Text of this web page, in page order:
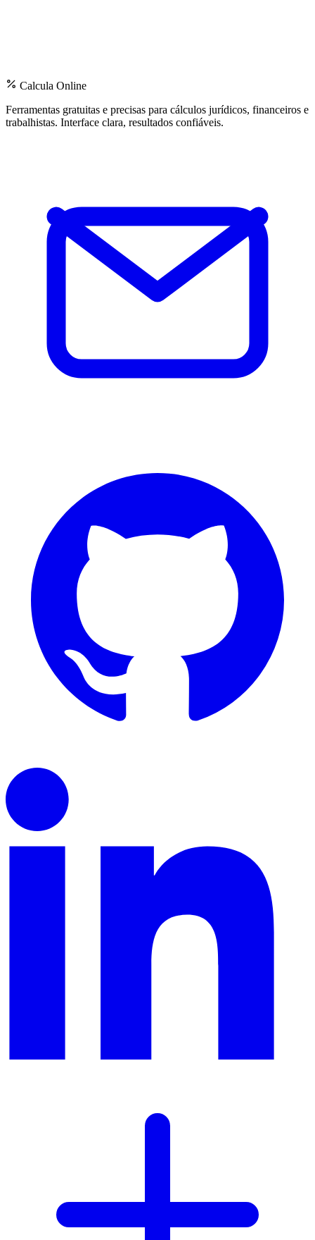
Calcula Online
Ferramentas gratuitas e precisas para cálculos jurídicos, financeiros e
trabalhistas. Interface clara, resultados confiáveis.